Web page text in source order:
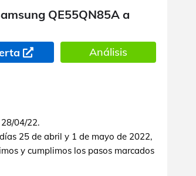
QE55QN85A a
Análisis
04/22.
25 de abril y 1 de mayo de 2022,
y cumplimos los pasos marcados